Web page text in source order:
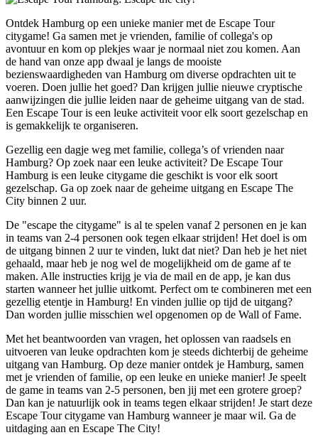
Ontdek Hamburg op een unieke manier met de Escape Tour
citygame! Ga samen met je vrienden, familie of collega's op
avontuur en kom op plekjes waar je normaal niet zou komen. Aan
de hand van onze app dwaal je langs de mooiste
bezienswaardigheden van Hamburg om diverse opdrachten uit te
voeren. Doen jullie het goed? Dan krijgen jullie nieuwe cryptische
aanwijzingen die jullie leiden naar de geheime uitgang van de stad.
Een Escape Tour is een leuke activiteit voor elk soort gezelschap en
is gemakkelijk te organiseren.
Gezellig een dagje weg met familie, collega’s of vrienden naar
Hamburg? Op zoek naar een leuke activiteit? De Escape Tour
Hamburg is een leuke citygame die geschikt is voor elk soort
gezelschap. Ga op zoek naar de geheime uitgang en Escape The
City binnen 2 uur.
De "escape the citygame" is al te spelen vanaf 2 personen en je kan
in teams van 2-4 personen ook tegen elkaar strijden! Het doel is om
de uitgang binnen 2 uur te vinden, lukt dat niet? Dan heb je het niet
gehaald, maar heb je nog wel de mogelijkheid om de game af te
maken. Alle instructies krijg je via de mail en de app, je kan dus
starten wanneer het jullie uitkomt. Perfect om te combineren met een
gezellig etentje in Hamburg! En vinden jullie op tijd de uitgang?
Dan worden jullie misschien wel opgenomen op de Wall of Fame.
Met het beantwoorden van vragen, het oplossen van raadsels en
uitvoeren van leuke opdrachten kom je steeds dichterbij de geheime
uitgang van Hamburg. Op deze manier ontdek je Hamburg, samen
met je vrienden of familie, op een leuke en unieke manier! Je speelt
de game in teams van 2-5 personen, ben jij met een grotere groep?
Dan kan je natuurlijk ook in teams tegen elkaar strijden! Je start deze
Escape Tour citygame van Hamburg wanneer je maar wil. Ga de
uitdaging aan en Escape The City!